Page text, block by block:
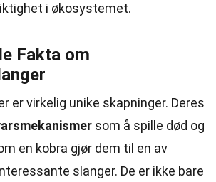
i økosystemet.
Fakta om
er virkelig unike skapninger. Deres
som å spille død og
en kobra gjør dem til en av
slanger. De er ikke bare